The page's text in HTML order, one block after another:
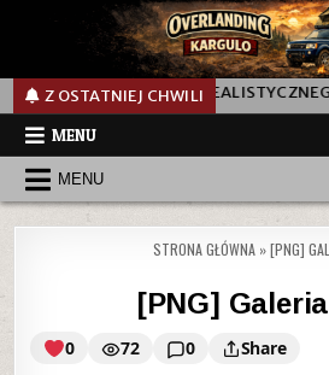
Z OSTATNIEJ CHWILI
ANALIZA REALISTYCZNEGO
MENU
MENU
STRONA GŁÓWNA»[PNG]
[PNG]
0 72 0 Share